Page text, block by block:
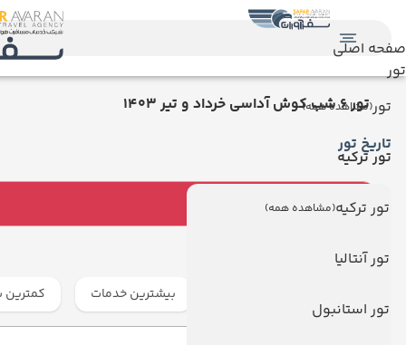
صفحه اصلی
تور
تور(مشاهده همه)
تور ترکیه
تور ترکیه(مشاهده همه)
تور آنتالیا
تور استانبول
تور 6 شب کوش آداسی خرداد و تیر 1403
تاریخ تور
انتخاب هتل و رزرو
بیشترین خدمات کمترین